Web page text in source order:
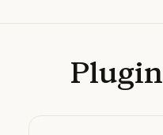
Plugin